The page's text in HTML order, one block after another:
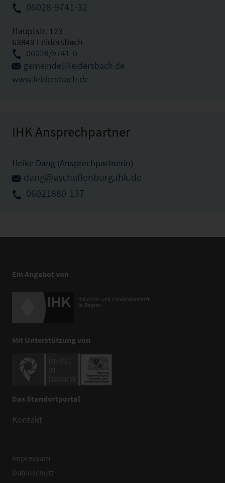
06028-9741-32
Hauptstr. 123
63849 Leidersbach
06028/9741-0
gemeinde@leidersbach.de
www.leidersbach.de
IHK Ansprechpartner
Heike Dang (Ansprechpartnerin)
dang@aschaffenburg.ihk.de
06021880-137
Ein Angebot von
Mit Unterstützung von
Das Standortportal
Kontakt
Impressum
Datenschutz